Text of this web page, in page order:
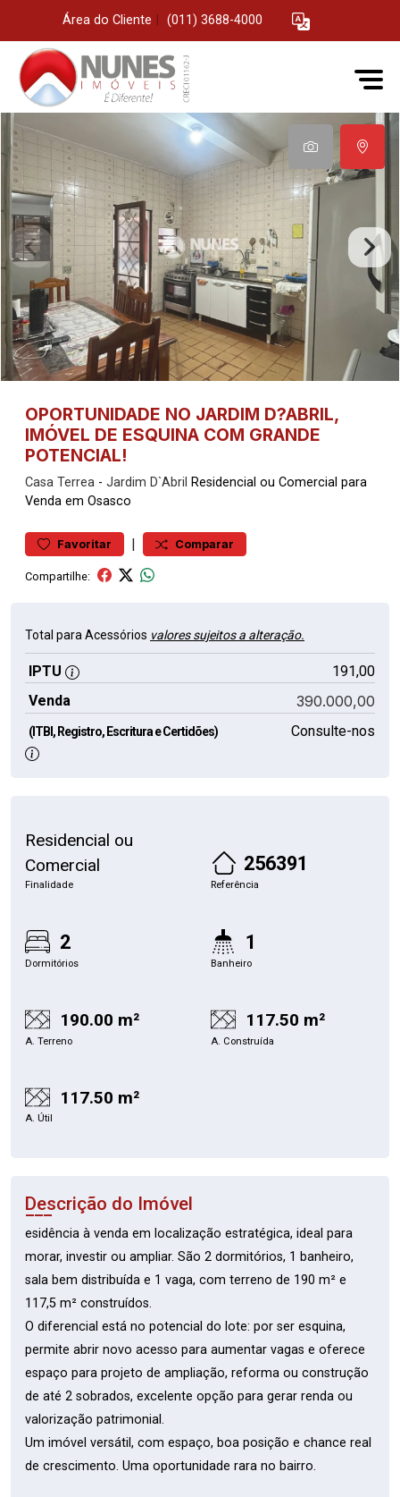
Área do Cliente (011) 3688-4000
OPORTUNIDADE NO JARDIM D?ABRIL,
IMÓVEL DE ESQUINA COM GRANDE
POTENCIAL!
Casa Terrea - Jardim D`Abril Residencial ou Comercial para
Venda em Osasco
Favoritar | Comparar
Compartilhe:
Total para Acessórios valores sujeitos a alteração.
IPTU
191,00
Venda
390.000,00
(ITBI, Registro, Escritura e Certidões) Consulte-nos
Residencial ou
Comercial
Finalidade
256391
Referência
2
Dormitórios
1
Banheiro
190.00 m²
A. Terreno
117.50 m²
A. Construída
117.50 m²
A. Útil
Descrição do Imóvel
esidência à venda em localização estratégica, ideal para
morar, investir ou ampliar. São 2 dormitórios, 1 banheiro,
sala bem distribuída e 1 vaga, com terreno de 190 m² e
117,5 m² construídos.
O diferencial está no potencial do lote: por ser esquina,
permite abrir novo acesso para aumentar vagas e oferece
espaço para projeto de ampliação, reforma ou construção
de até 2 sobrados, excelente opção para gerar renda ou
valorização patrimonial.
Um imóvel versátil, com espaço, boa posição e chance real
de crescimento. Uma oportunidade rara no bairro.